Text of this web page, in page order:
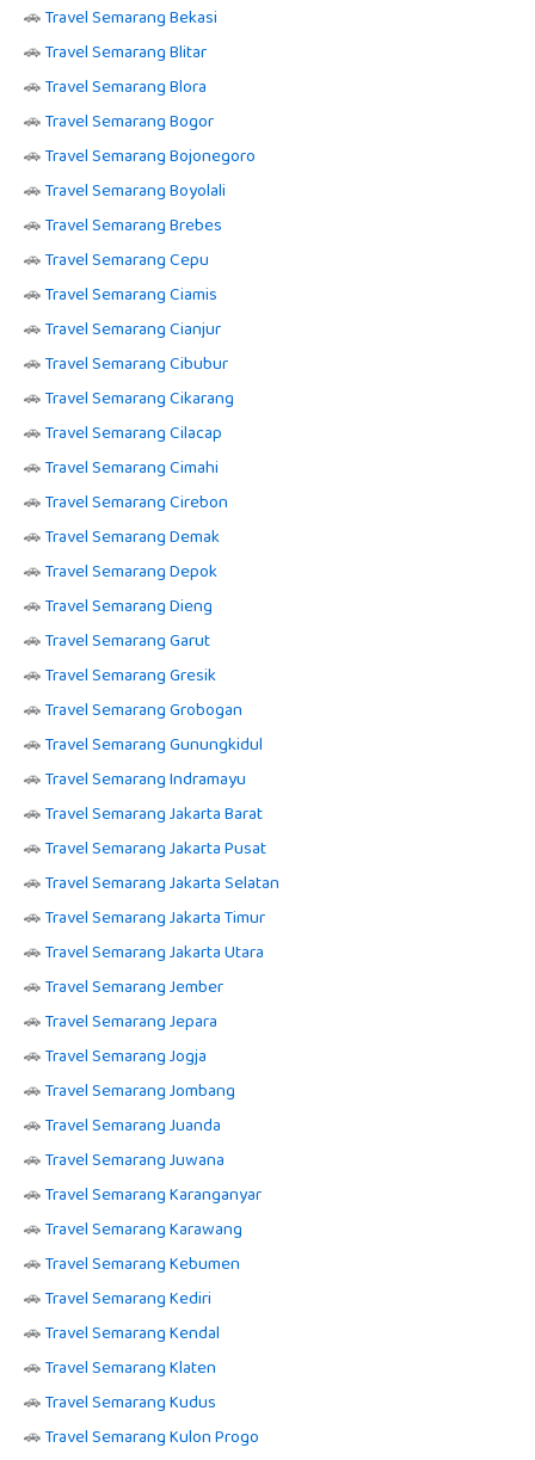
🚗Travel Semarang Bekasi
🚗Travel Semarang Blitar
🚗Travel Semarang Blora
🚗Travel Semarang Bogor
🚗Travel Semarang Bojonegoro
🚗Travel Semarang Boyolali
🚗Travel Semarang Brebes
🚗Travel Semarang Cepu
🚗Travel Semarang Ciamis
🚗Travel Semarang Cianjur
🚗Travel Semarang Cibubur
🚗Travel Semarang Cikarang
🚗Travel Semarang Cilacap
🚗Travel Semarang Cimahi
🚗Travel Semarang Cirebon
🚗Travel Semarang Demak
🚗Travel Semarang Depok
🚗Travel Semarang Dieng
🚗Travel Semarang Garut
🚗Travel Semarang Gresik
🚗Travel Semarang Grobogan
🚗Travel Semarang Gunungkidul
🚗Travel Semarang Indramayu
🚗Travel Semarang Jakarta Barat
🚗Travel Semarang Jakarta Pusat
🚗Travel Semarang Jakarta Selatan
🚗Travel Semarang Jakarta Timur
🚗Travel Semarang Jakarta Utara
🚗Travel Semarang Jember
🚗Travel Semarang Jepara
🚗Travel Semarang Jogja
🚗Travel Semarang Jombang
🚗Travel Semarang Juanda
🚗Travel Semarang Juwana
🚗Travel Semarang Karanganyar
🚗Travel Semarang Karawang
🚗Travel Semarang Kebumen
🚗Travel Semarang Kediri
🚗Travel Semarang Kendal
🚗Travel Semarang Klaten
🚗Travel Semarang Kudus
🚗Travel Semarang Kulon Progo